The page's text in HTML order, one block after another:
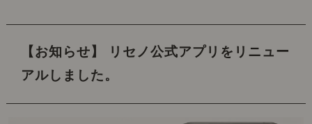
【お知らせ】 リセノ公式アプリをリニュー
アルしました。